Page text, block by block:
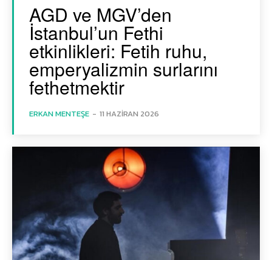
AGD ve MGV’den
İstanbul’un Fethi
etkinlikleri: Fetih ruhu,
emperyalizmin surlarını
fethetmektir
ERKAN MENTEŞE - 11 HAZIRAN 2026